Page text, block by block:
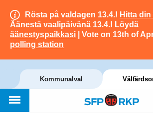
Rösta på valdagen 13.4.! Hitta din
Äänestä vaalipäivänä 13.4.! Löydä
äänestyspaikkasi | Vote on 13th of
polling station
Kommunalval